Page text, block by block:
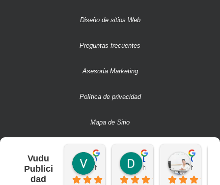
Diseño de sitios Web
Preguntas frecuentes
Asesoría Marketing
Política de privacidad
Mapa de Sitio
Vudu
Publici
dad
hace 2 años hace 2 años hace 2